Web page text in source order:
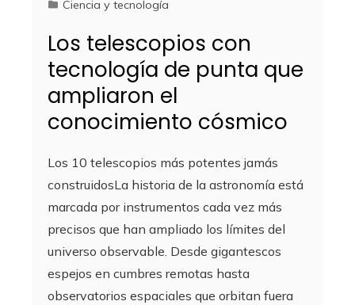
Ciencia y tecnología
Los telescopios con
tecnología de punta que
ampliaron el
conocimiento cósmico
Los 10 telescopios más potentes jamás
construidosLa historia de la astronomía está
marcada por instrumentos cada vez más
precisos que han ampliado los límites del
universo observable. Desde gigantescos
espejos en cumbres remotas hasta
observatorios espaciales que orbitan fuera